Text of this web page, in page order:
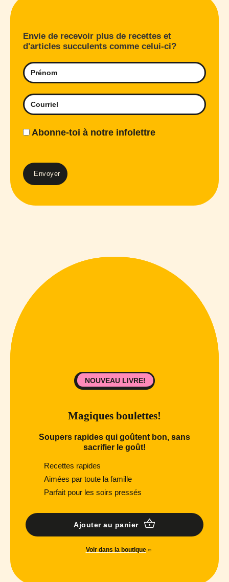
Envie de recevoir plus de recettes et
d'articles succulents comme celui-ci?
Abonne-toi à notre infolettre
Magiques boulettes!
Soupers rapides qui goûtent bon, sans
sacrifier le goût!
Recettes rapides
Aimées par toute la famille
Parfait pour les soirs pressés
Ajouter au panier
Voir dans la boutique
NOUVEAU LIVRE!